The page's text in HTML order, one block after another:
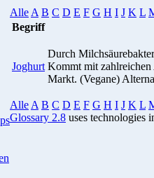
Alle A B C D E F G H I J K L
Begriff
Joghurt
Durch
Kommt mit zahlreichen
Markt. (Vegane)
Alle A B C D E F G H I J K L
Glossary 2.8 uses technologies